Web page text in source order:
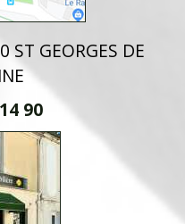
GEORGES DE
90